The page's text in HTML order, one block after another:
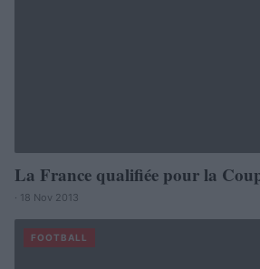
La France qualifiée pour la
· 18 Nov 2013
FOOTBALL